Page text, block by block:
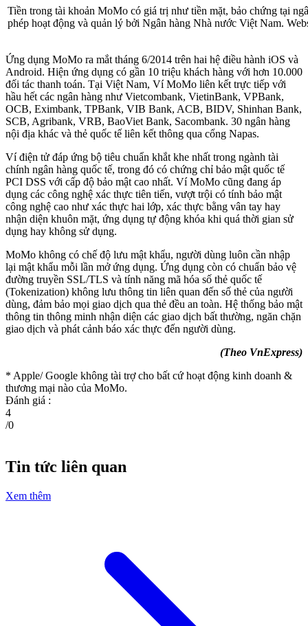
Tiền trong tài khoản MoMo có giá trị như tiền mặt, bảo chứng tại
phép hoạt động và quản lý bởi Ngân hàng Nhà nước Việt Nam.
​​Ứng dụng MoMo ra mắt tháng 6/2014 trên hai hệ điều hành iOS và
Android. Hiện ứng dụng có gần 10 triệu khách hàng với hơn 10.000
đối tác thanh toán. Tại Việt Nam, Ví MoMo liên kết trực tiếp với
hầu hết các ngân hàng như Vietcombank, VietinBank, VPBank,
OCB, Eximbank, TPBank, VIB Bank, ACB, BIDV, Shinhan Bank,
SCB, Agribank, VRB, BaoViet Bank, Sacombank. 30 ngân hàng
nội địa khác và thẻ quốc tế liên kết thông qua cổng Napas.
Ví điện tử đáp ứng bộ tiêu chuẩn khắt khe nhất trong ngành tài
chính ngân hàng quốc tế, trong đó có chứng chỉ bảo mật quốc tế
PCI DSS với cấp độ bảo mật cao nhất. Ví MoMo cũng đang áp
dụng các công nghệ xác thực tiên tiến, vượt trội có tính bảo mật
công nghệ cao như xác thực hai lớp, xác thực bằng vân tay hay
nhận diện khuôn mặt, ứng dụng tự động khóa khi quá thời gian sử
dụng hay không sử dụng.
MoMo không có chế độ lưu mật khẩu, người dùng luôn cần nhập
lại mật khẩu mỗi lần mở ứng dụng. Ứng dụng còn có chuẩn bảo vệ
đường truyền SSL/TLS và tính năng mã hóa số thẻ quốc tế
(Tokenization) không lưu thông tin liên quan đến số thẻ của người
dùng, đảm bảo mọi giao dịch qua thẻ đều an toàn. Hệ thống bảo mật
thông tin thông minh nhận diện các giao dịch bất thường, ngăn chặn
giao dịch và phát cảnh báo xác thực đến người dùng.
(Theo VnExpress)
* Apple/ Google không tài trợ cho bất cứ hoạt động kinh doanh &
thương mại nào của MoMo.
Đánh giá :
4
/0
Tin tức liên quan
Xem thêm